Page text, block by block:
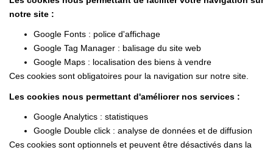
notre site :
Google Fonts : police d'affichage
Google Tag Manager : balisage du site web
Google Maps : localisation des biens à vendre
Ces cookies sont obligatoires pour la navigation sur notre site.
Les cookies nous permettant d'améliorer nos services :
Google Analytics : statistiques
Google Double click : analyse de données et de diffusion
Ces cookies sont optionnels et peuvent être désactivés dans la